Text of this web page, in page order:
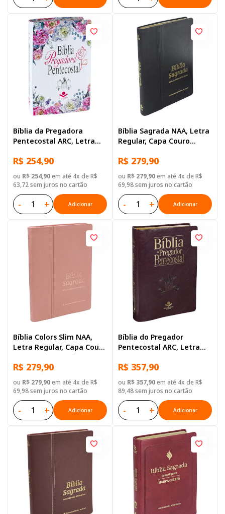
Bíblia da Pregadora
Pentecostal ARC, Letra
Couro Sintético Ilustrada:
Lilas
R$ 254,90
ou R$ 254,90em até 4x de R$
63,72 sem juros no cartão
- + Adicionar
Bíblia Sagrada NAA, Letra
Regular, Capa Couro
R$ 279,90
ou R$ 279,90em até 4x de R$
69,98 sem juros no cartão
- + Adicionar
Bíblia Colors Slim NAA,
Letra Regular, Capa Couro
R$ 279,90
ou R$ 279,90em até 4x de R$
69,98 sem juros no cartão
- + Adicionar
Bíblia do Pregador
Pentecostal ARC, Letra
índice, Tamanho Gigante,
Capa Couro Sintético
Vinho
R$ 357,90
ou R$ 357,90em até 4x de R$
89,48 sem juros no cartão
- + Adicionar